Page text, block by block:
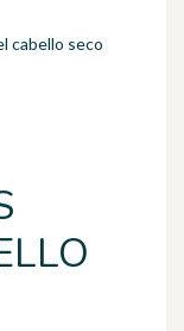
cabello seco